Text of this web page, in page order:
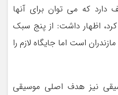
دارد که می توان برای آنها
اظهار داشت: از پنج سبک
است اما جایگاه لازم را
نیز هدف اصلی موسیقی